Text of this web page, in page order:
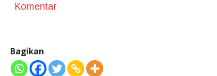
Komentar
Bagikan